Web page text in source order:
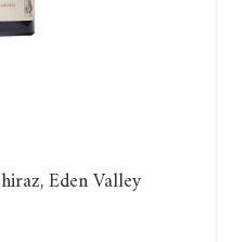
Eden Valley